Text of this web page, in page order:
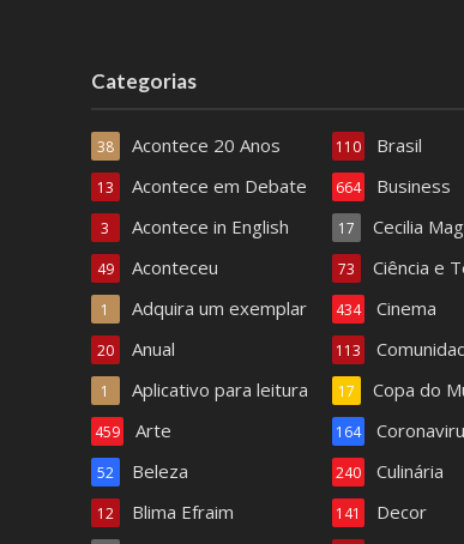
Categorias
Acontece 20 Anos
38
Acontece em Debate
13
Acontece in English
3
Aconteceu
49
Adquira um exemplar
1
Anual
20
Aplicativo para leitura
1
Arte
459
Beleza
52
Blima Efraim
12
Brasil
110
Business
664
Cecilia
17
Ciência e
73
Cinema
434
113
Copa do
17
164
Culinária
240
Decor
141